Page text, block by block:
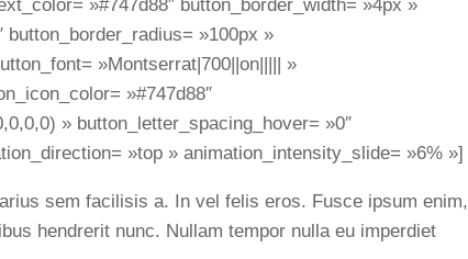
»#747d88″ button_border_width= »4px »
button_border_radius= »100px »
»Montserrat|700||on||||| »
»#747d88″
» button_letter_spacing_hover= »0″
»top » animation_intensity_slide= »6% »]
sem facilisis a. In vel felis eros. Fusce ipsum enim,
hendrerit nunc. Nullam tempor nulla eu imperdiet